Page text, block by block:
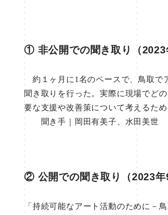
① 非公開での聞き取り（2023
約１ヶ月に1名のペースで、鳥取で
聞き取りを行った。実際に現場でど
要な支援や改善策について考えるた
聞き手｜岡田有美子、水田美世
② 公開での聞き取り（2023年
「持続可能なアート活動のために－